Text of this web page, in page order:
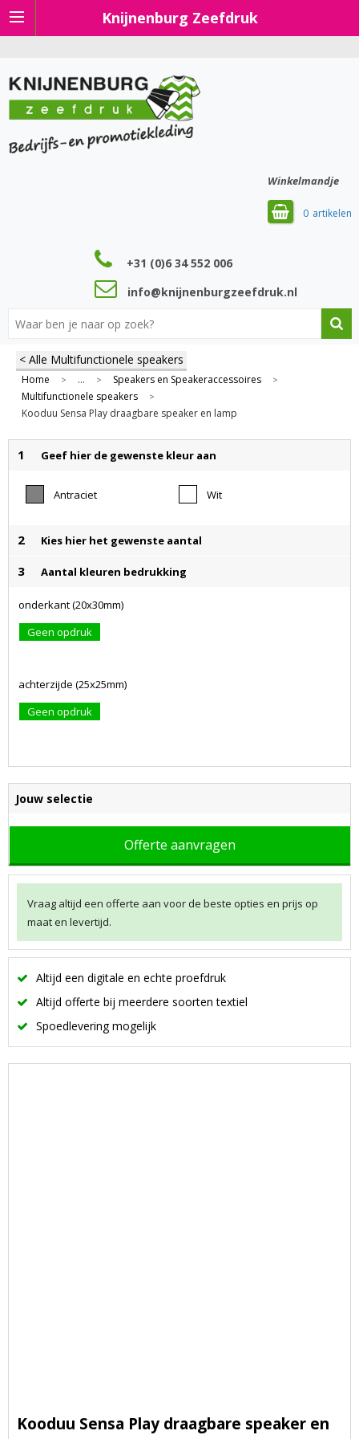
Knijnenburg Zeefdruk
Winkelmandje
0
+31 (0)6 34 552 006
info@knijnenburgzeefdruk.nl
< Alle Multifunctionele speakers
Home > ... > Speakers en Speakeraccessoires >
Multifunctionele speakers >
Kooduu Sensa Play draagbare speaker en lamp
1 Geef hier de gewenste kleur aan
Antraciet Wit
2 Kies hier het gewenste aantal
3 Aantal kleuren bedrukking
onderkant (20x30mm)
Geen opdruk
achterzijde (25x25mm)
Geen opdruk
Jouw selectie
Offerte aanvragen
Vraag altijd een offerte aan voor de beste opties en prijs op
maat en levertijd.
Altijd een digitale en echte proefdruk
Altijd offerte bij meerdere soorten textiel
Spoedlevering mogelijk
Kooduu Sensa Play draagbare speaker en